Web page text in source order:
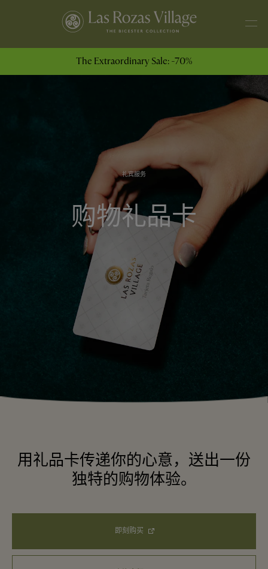
The Extraordinary Sale: -70%
礼宾服务
购物礼品卡
用礼品卡传递你的心意，送出一份
独特的购物体验。
即刻购买